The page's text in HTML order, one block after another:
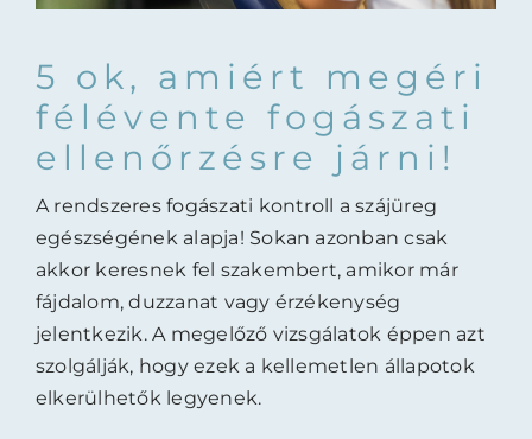
5 ok, amiért megéri
félévente fogászati
ellenőrzésre járni!
A rendszeres fogászati kontroll a szájüreg
egészségének alapja! Sokan azonban csak
akkor keresnek fel szakembert, amikor már
fájdalom, duzzanat vagy érzékenység
jelentkezik. A megelőző vizsgálatok éppen azt
szolgálják, hogy ezek a kellemetlen állapotok
elkerülhetők legyenek.